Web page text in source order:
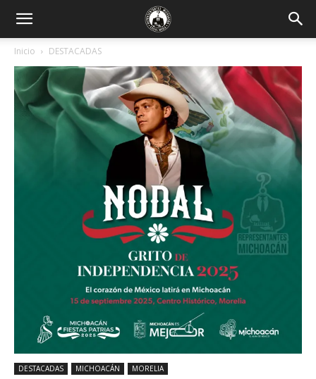
Inicio DESTACADAS
DESTACADAS MICHOACÁN MORELIA